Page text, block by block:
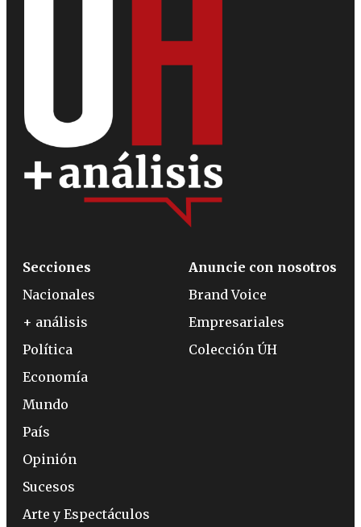
Secciones
Nacionales
+ análisis
Política
Economía
Mundo
País
Opinión
Sucesos
Arte y Espectáculos
Anuncie con nosotros
Brand Voice
Empresariales
Colección ÚH